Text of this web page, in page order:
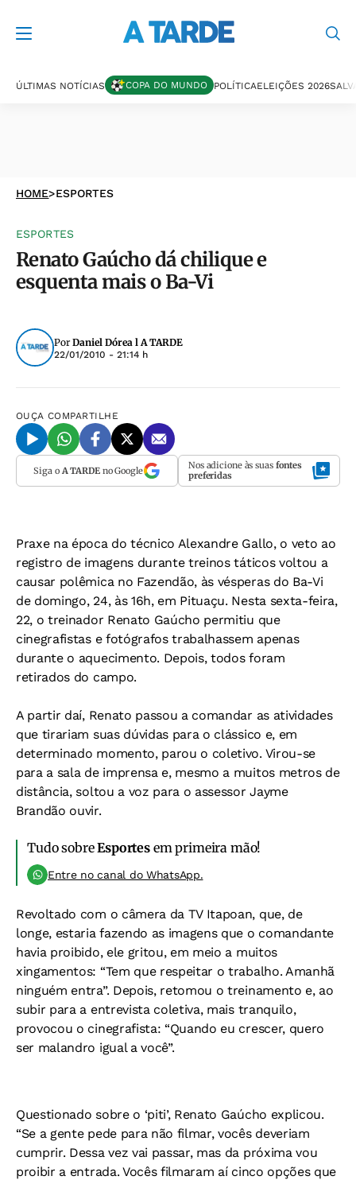
ÚLTIMAS NOTÍCIAS COPA DO MUNDO POLÍTICAELEIÇÕES 2026
HOME>ESPORTES
ESPORTES
Renato Gaúcho dá chilique e
esquenta mais o Ba-Vi
Por Daniel Dórea l A TARDE
22/01/2010 - 21:14 h
OUÇA COMPARTILHE
Siga o A TARDEno Google Nos adicione às suas fontes
preferidas
Praxe na época do técnico Alexandre Gallo, o veto ao
registro de imagens durante treinos táticos voltou a
causar polêmica no Fazendão, às vésperas do Ba-Vi
de domingo, 24, às 16h, em Pituaçu. Nesta sexta-feira,
22, o treinador Renato Gaúcho permitiu que
cinegrafistas e fotógrafos trabalhassem apenas
durante o aquecimento. Depois, todos foram
retirados do campo.
A partir daí, Renato passou a comandar as atividades
que tirariam suas dúvidas para o clássico e, em
determinado momento, parou o coletivo. Virou-se
para a sala de imprensa e, mesmo a muitos metros de
distância, soltou a voz para o assessor Jayme
Brandão ouvir.
Tudo sobreEsportesem primeira mão!
Entre no canal do WhatsApp.
Revoltado com o câmera da TV Itapoan, que, de
longe, estaria fazendo as imagens que o comandante
havia proibido, ele gritou, em meio a muitos
xingamentos: “Tem que respeitar o trabalho. Amanhã
ninguém entra”. Depois, retomou o treinamento e, ao
subir para a entrevista coletiva, mais tranquilo,
provocou o cinegrafista: “Quando eu crescer, quero
ser malandro igual a você”.
Questionado sobre o ‘piti’, Renato Gaúcho explicou.
“Se a gente pede para não filmar, vocês deveriam
cumprir. Dessa vez vai passar, mas da próxima vou
proibir a entrada. Vocês filmaram aí cinco opções que